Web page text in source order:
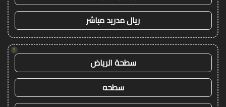
ريال مدريد مباشر
!
سطحة الرياض
سطحه